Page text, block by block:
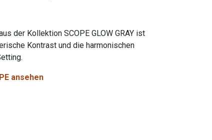
der Kollektion SCOPE GLOW GRAY ist
Kontrast und die harmonischen
ansehen